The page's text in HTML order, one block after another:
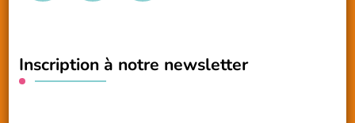
Inscription à notre newsletter